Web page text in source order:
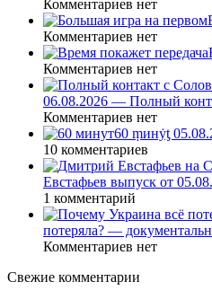
Комментариев нет
Комментариев нет
Комментариев нет
06.08.2026 — Полный
Комментариев нет
60 ṃинẏƫ
10 комментариев
Евстафьев выпуск от
1 комментарий
потеряла? —
Комментариев нет
Свежие комментарии